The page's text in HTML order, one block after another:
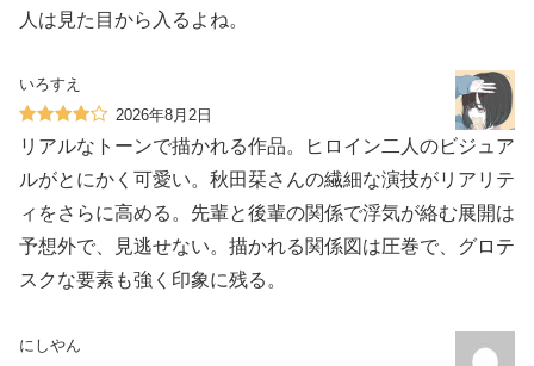
人は見た目から入るよね。
いろすえ
2026年8月2日
リアルなトーンで描かれる作品。ヒロイン二人のビジュア
ルがとにかく可愛い。秋田栞さんの繊細な演技がリアリテ
ィをさらに高める。先輩と後輩の関係で浮気が絡む展開は
予想外で、見逃せない。描かれる関係図は圧巻で、グロテ
スクな要素も強く印象に残る。
にしやん